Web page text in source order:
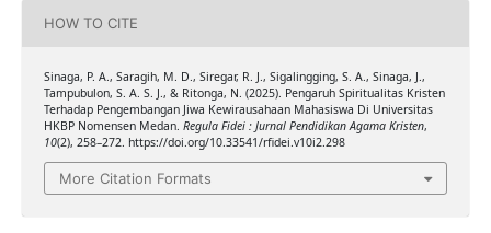
HOW TO CITE
Sinaga, P. A., Saragih, M. D., Siregar, R. J., Sigalingging, S. A., Sinaga, J.,
Tampubulon, S. A. S. J., & Ritonga, N. (2025). Pengaruh Spiritualitas Kristen
Terhadap Pengembangan Jiwa Kewirausahaan Mahasiswa Di Universitas
HKBP Nomensen Medan. Regula Fidei : Jurnal Pendidikan Agama Kristen,
10(2), 258–272. https://doi.org/10.33541/rfidei.v10i2.298
More Citation Formats